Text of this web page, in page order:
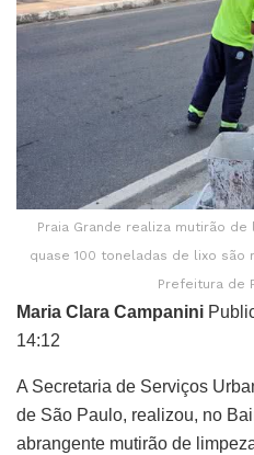
Praia Grande realiza mutirão de
quase 100 toneladas de lixo são
Prefeitura de
Maria Clara Campanini
14:12
A Secretaria de Serviços
de São Paulo, realizou, no
abrangente mutirão de